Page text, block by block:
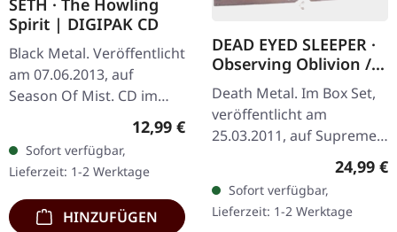
SETH · The Howling
Spirit | DIGIPAK CD
Black Metal. Veröffentlicht
am 07.06.2013, auf
Season Of Mist. CD im
französischen Black
Metal-Meister Seth liefern
mit "The Howling…
Regulärer Preis:
12,99 €
Sofort verfügbar,
Lieferzeit: 1-2 Werktage
HINZUFÜGEN
DEAD EYED SLEEPER ·
Observing Oblivion /
Through Forests Of
Nonentities | 2CD
WOODEN BOX SET
Death Metal. Im Box Set,
veröffentlicht am
25.03.2011, auf Supreme
Chaos Records. Der
Nachfolger von "Through
Forests Of Nonentities"
ist direkter…
24,99 €
Sofort verfügbar,
Lieferzeit: 1-2 Werktage